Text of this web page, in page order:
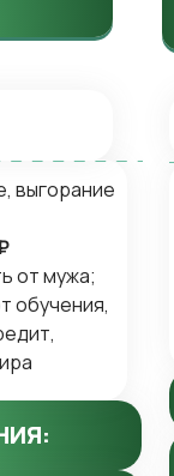
выгорание
от мужа;
обучения,